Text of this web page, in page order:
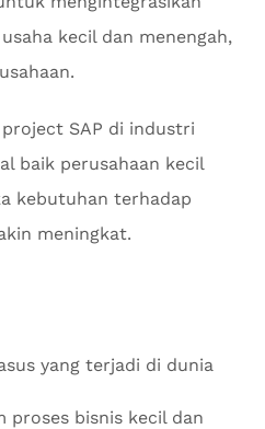
kecil dan menengah,
SAP di industri
baik perusahaan kecil
kebutuhan terhadap
meningkat.
yang terjadi di dunia
proses bisnis kecil dan